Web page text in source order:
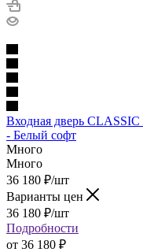
Входная дверь
- Белый софт
Много
Много
36 180 ₽/шт
Варианты цен
36 180 ₽/шт
Подробности
от 36 180 ₽